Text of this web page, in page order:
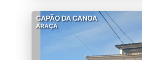
CAPÃO DA CANOA
ARAÇA